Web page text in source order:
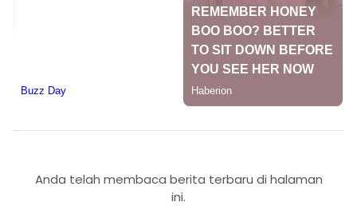
Anda telah membaca berita terbaru di halaman
ini.